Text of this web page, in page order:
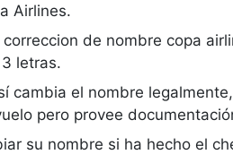
Airlines.
de nombre copa
letras.
cambia el nombre
pero provee
su nombre si ha hecho el